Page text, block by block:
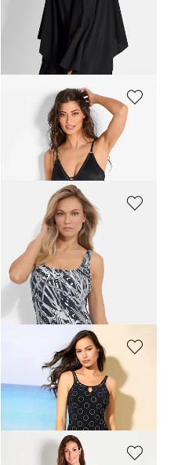
109,95 €
Laagste prijs van de afgelopen 30
dagen**: 109,95 €
Badpak met uitneembare softcups
99,95 €
79,96 €99,95 €
Laagste prijs van de afgelopen 30
dagen**: 99,95 € (-20%)
ANITA CARE
109,95 €